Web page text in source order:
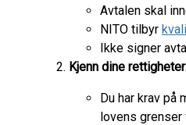
Avtalen skal
NITO tilbyr
Ikke signer
Kjenn dine
Du har krav
lovens